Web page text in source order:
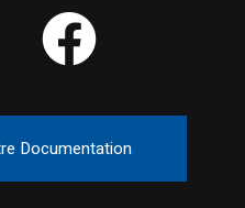
Documentation